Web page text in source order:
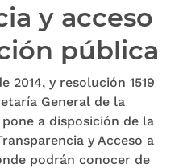
y acceso
pública
2014, y resolución 1519
General de la
a disposición de la
y Acceso a
podrán conocer de